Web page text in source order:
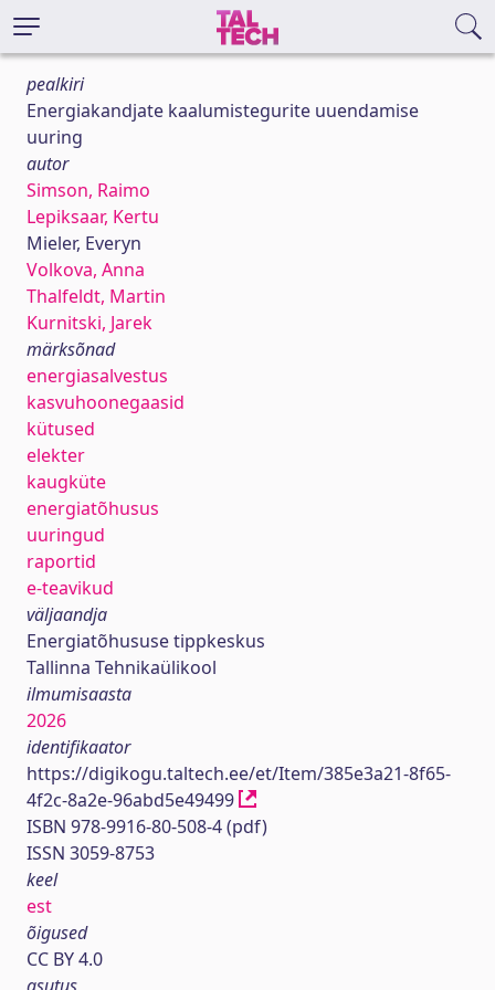
pealkiri
Energiakandjate kaalumistegurite uuendamise
uuring
autor
Simson, Raimo
Lepiksaar, Kertu
Mieler, Everyn
Volkova, Anna
Thalfeldt, Martin
Kurnitski, Jarek
märksõnad
energiasalvestus
kasvuhoonegaasid
kütused
elekter
kaugküte
energiatõhusus
uuringud
raportid
e-teavikud
väljaandja
Energiatõhususe tippkeskus
Tallinna Tehnikaülikool
ilmumisaasta
2026
identifikaator
https://digikogu.taltech.ee/et/Item/385e3a21-8f65-
4f2c-8a2e-96abd5e49499
ISBN 978-9916-80-508-4 (pdf)
ISSN 3059-8753
keel
est
õigused
CC BY 4.0